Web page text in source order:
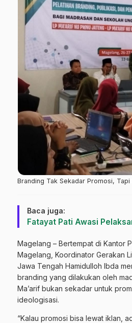
Branding Tak Sekadar Promosi,
Baca juga:
Fatayat Pati Awasi
Magelang – Bertempat di Kantor
Magelang, Koordinator Gerakan
Jawa Tengah Hamidulloh Ibda
branding yang dilakukan oleh
Ma’arif bukan sekadar untuk
ideologisasi.
“Kalau promosi bisa lewat iklan,